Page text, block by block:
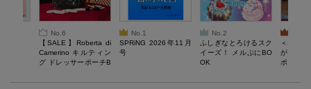
No.6
【SALE】Roberta di
Camerino キルティン
グ ドレッサーポーチB
No.1
SPRiNG 2026年11月
号
No.2
ふしぎなとろけるスク
イーズ！ メルぷにBO
OK
＜SALE
がある
ポーチ